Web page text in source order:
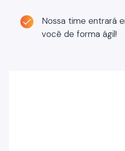
Nossa time entrará
você de forma ágil!